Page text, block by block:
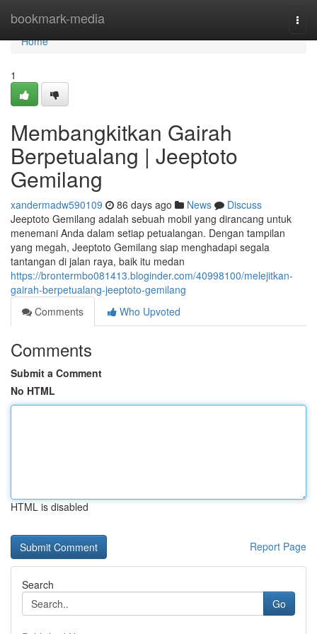
bookmark-media
Home
Home
1
Membangkitkan Gairah
Berpetualang | Jeeptoto
Gemilang
xandermadw590109 86 days ago News
Discuss
Jeeptoto Gemilang adalah sebuah mobil yang dirancang untuk
menemani Anda dalam setiap petualangan. Dengan tampilan
yang megah, Jeeptoto Gemilang siap menghadapi segala
tantangan di jalan raya, baik itu medan
https://brontermbo081413.bloginder.com/40998100/melejitkan-
gairah-berpetualang-jeeptoto-gemilang
Comments
Who Upvoted
Comments
Submit a Comment
No HTML
HTML is disabled
Report Page
Search
Go